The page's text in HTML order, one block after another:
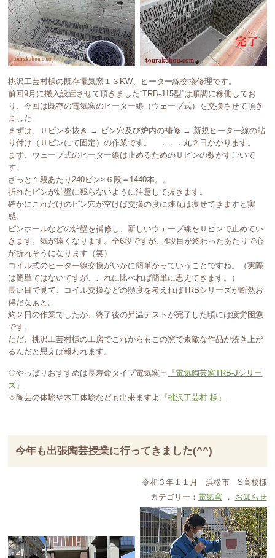
桃沢工芸村様の既存電気窯１３KW、ヒーター線交換修理です。
前回9月に搬入設置させて頂きました“TRB-J15型”は順調に稼働してお
り、今回は既存の電気窯のヒーター線（ウェーブ式）を交換させて頂き
ました。
まずは、Ｕピンを抜き → ピン穴及び炉内の補修 → 新規ヒーター線の貼
り付け（Ｕピンにて固定）の作業です。 ．．．丸２日かかります。
まず、ウェーブ式のヒーター線は止めるためのＵピンの数がすごいで
す。
ざっと１段あたり240ピン×６段＝1440本。。
折れたピンが炉壁に残らないように注意して抜きます。
確かにこれだけのピン穴が空けば交換の度に煉瓦は痩せてきますと実
感。
ピンホールなどの炉壁を補修し、新しいウェーブ線をＵピンで止めてい
きます。気が遠くなります。全6段ですが、4段目が終わったあたりで心
が折れそうになります（笑）
コイル式のヒーター線交換がいかに簡単かっていうことですね。（実際
は簡単ではないですが、これに比べれば簡単に思えてきます。）
長い目で見て、コイル交換などの頻度を考えればTRBシリーズが断然お
得だなぁと。
約２日の作業でしたが、終了後の昇温テストが完了した頃には疲労困憊
です。
ただ、桃沢工芸村様の工房でこれからもこの窯で素敵な作品が焼き上が
るんだと思えば報われます。
◇やっぱりおすすめは長寿命タイプ電気窯＝
『電気陶芸窯TRB-Jシリー
ズ』
☆陶芸の体験や木工体験なども出来ますよ
『桃沢工芸村 様』
今年も出張陶芸授業に行ってきました(^^)
令和３年１１月 浜松市S高校様
カテゴリー： 電気窯， お知らせ